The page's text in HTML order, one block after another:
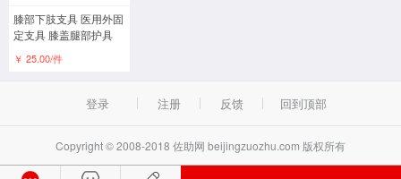
膝部下肢支具 医用外固
定支具 膝盖腿部护具
￥ 25.00/件
登录 注册 反馈 回到顶部
Copyright © 2008-2018 佐助网 beijingzuozhu.com 版权所有